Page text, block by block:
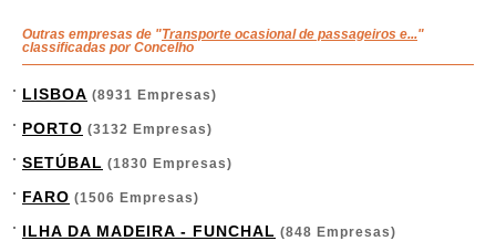
Outras empresas de "Transporte ocasional de passageiros e..."
classificadas por Concelho
LISBOA (8931 Empresas)
PORTO (3132 Empresas)
SETÚBAL (1830 Empresas)
FARO (1506 Empresas)
ILHA DA MADEIRA - FUNCHAL (848 Empresas)